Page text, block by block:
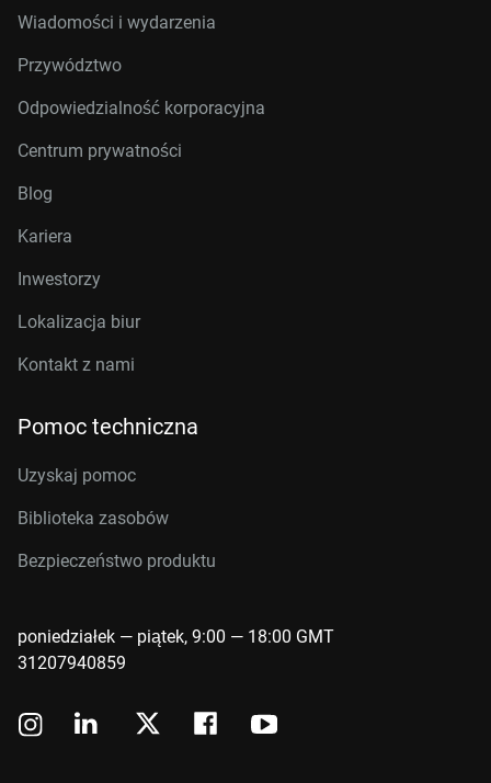
Wiadomości i wydarzenia
Przywództwo
Odpowiedzialność korporacyjna
Centrum prywatności
Blog
Kariera
Inwestorzy
Lokalizacja biur
Kontakt z nami
Pomoc techniczna
Uzyskaj pomoc
Biblioteka zasobów
Bezpieczeństwo produktu
poniedziałek — piątek, 9:00 — 18:00 GMT
31207940859